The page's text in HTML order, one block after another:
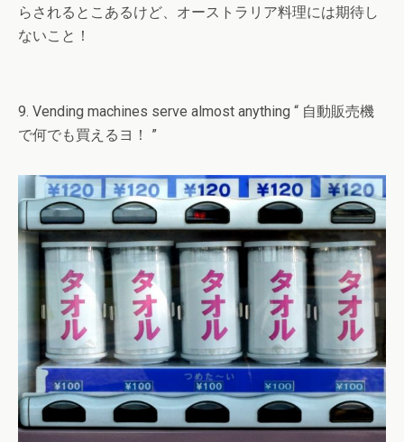
らされるとこあるけど、オーストラリア料理には期待し
ないこと！
9. Vending machines serve almost anything “ 自動販売機
で何でも買えるヨ！ ”